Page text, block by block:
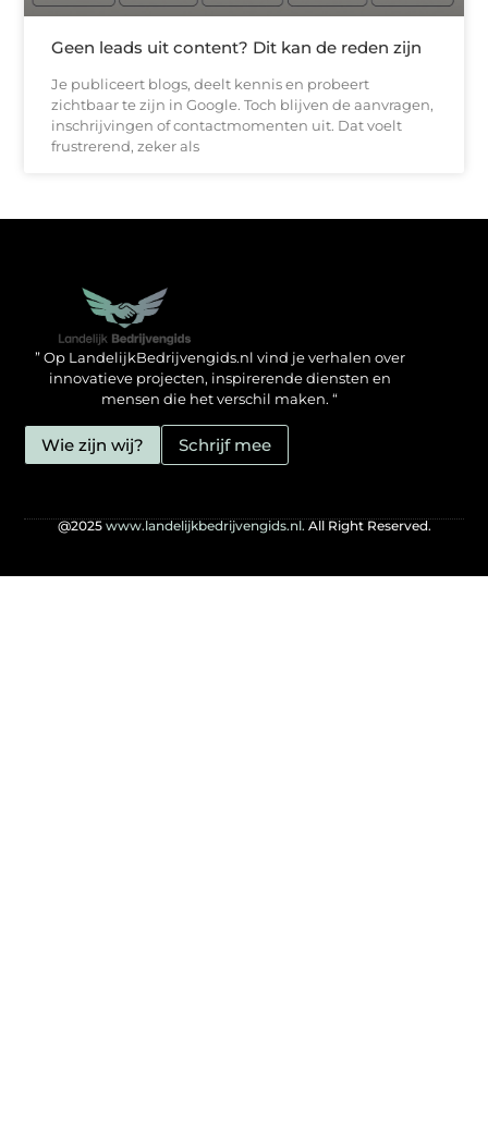
Geen leads uit content? Dit kan de reden zijn
Je publiceert blogs, deelt kennis en probeert
zichtbaar te zijn in Google. Toch blijven de aanvragen,
inschrijvingen of contactmomenten uit. Dat voelt
frustrerend, zeker als
” Op LandelijkBedrijvengids.nl vind je verhalen over
innovatieve projecten, inspirerende diensten en
mensen die het verschil maken. “
Wie zijn wij? Schrijf mee
@2025www.landelijkbedrijvengids.nl.All Right Reserved.